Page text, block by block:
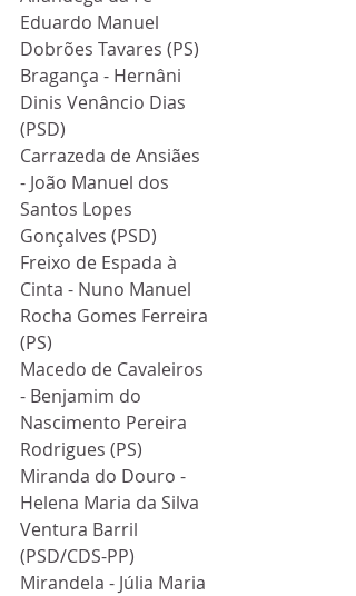
Eduardo Manuel
Dobrões Tavares (PS)
Bragança - Hernâni
Dinis Venâncio Dias
(PSD)
Carrazeda de Ansiães
- João Manuel dos
Santos Lopes
Gonçalves (PSD)
Freixo de Espada à
Cinta - Nuno Manuel
Rocha Gomes Ferreira
(PS)
Macedo de Cavaleiros
- Benjamim do
Nascimento Pereira
Rodrigues (PS)
Miranda do Douro -
Helena Maria da Silva
Ventura Barril
(PSD/CDS-PP)
Mirandela - Júlia Maria